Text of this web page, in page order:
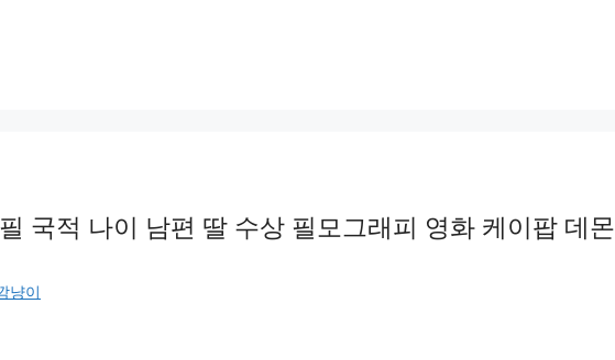
국적 나이 남편 딸 수상 필모그래피 영화 케이팝 데몬
냥이